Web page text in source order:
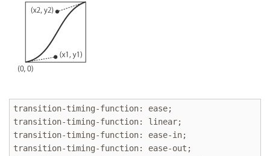
transition-timing-function: ease;
transition-timing-function: linear;
transition-timing-function: ease-in;
transition-timing-function: ease-out;